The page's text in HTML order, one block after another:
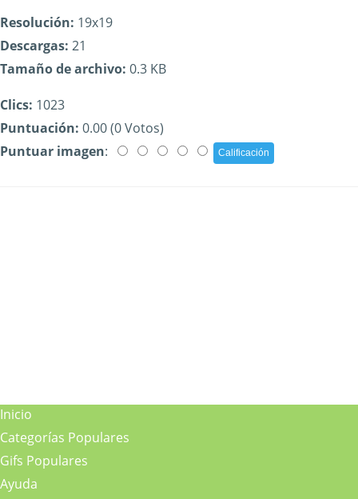
Resolución: 19x19
Descargas: 21
Tamaño de archivo: 0.3 KB
Clics: 1023
Puntuación: 0.00 (0 Votos)
Puntuar imagen:
Inicio
Categorías Populares
Gifs Populares
Ayuda